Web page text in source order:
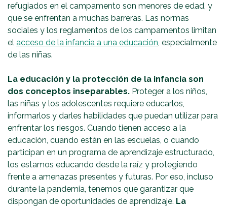
refugiados en el campamento son menores de edad, y
que se enfrentan a muchas barreras. Las normas
sociales y los reglamentos de los campamentos limitan
el acceso de la infancia a una educación , especialmente
de las niñas.
La educación y la protección de la infancia son
dos conceptos inseparables. Proteger a los niños,
las niñas y los adolescentes requiere educarlos,
informarlos y darles habilidades que puedan utilizar para
enfrentar los riesgos. Cuando tienen acceso a la
educación, cuando están en las escuelas, o cuando
participan en un programa de aprendizaje estructurado,
los estamos educando desde la raíz y protegiendo
frente a amenazas presentes y futuras. Por eso, incluso
durante la pandemia, tenemos que garantizar que
dispongan de oportunidades de aprendizaje. La